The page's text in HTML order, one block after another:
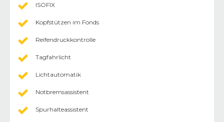
ISOFIX
Kopfstützen im Fonds
Reifendruckkontrolle
Tagfahrlicht
Lichtautomatik
Notbremsassistent
Spurhalteassistent